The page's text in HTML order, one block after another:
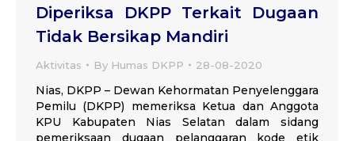
Diperiksa DKPP Terkait Dugaan
Tidak Bersikap Mandiri
Aktivitas By Humas DKPP 28-08-2020
Nias, DKPP – Dewan Kehormatan Penyelenggara
Pemilu (DKPP) memeriksa Ketua dan Anggota
KPU Kabupaten Nias Selatan dalam sidang
pemeriksaan dugaan pelanggaran kode etik